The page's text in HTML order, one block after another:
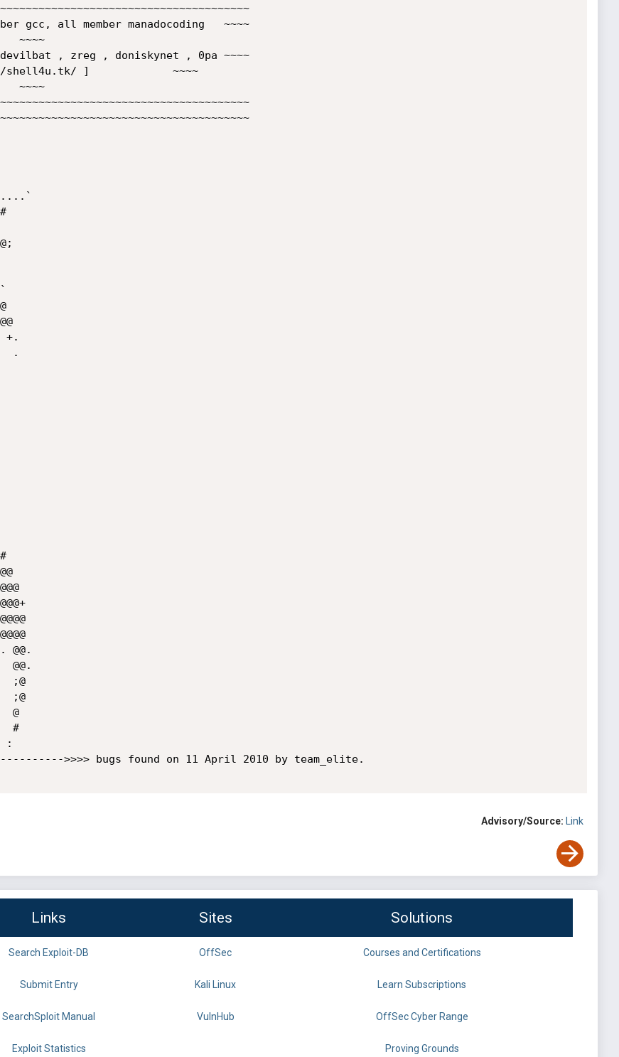
gcc, all member manadocoding   ~~~~
, zreg , doniskynet , 0pa ~~~~
]		        ~~~~
,
......`
.@@
@@
+.
.
@@@
@@`
@@
@
:
. @@.
@@.
;@
;@
@
#
:
>>>> bugs found on 11 April 2010 by team_elite.
Advisory/Source: Link
Links Sites Solutions
Search Exploit-DB OffSec Courses and Certifications
Submit Entry Kali Linux Learn Subscriptions
SearchSploit Manual VulnHub OffSec Cyber Range
Exploit Statistics Proving Grounds